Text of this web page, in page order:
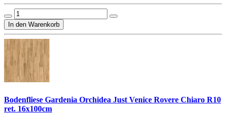
Bodenfliese Gardenia Orchidea Just Venice Rovere Chiaro R10
ret. 16x100cm